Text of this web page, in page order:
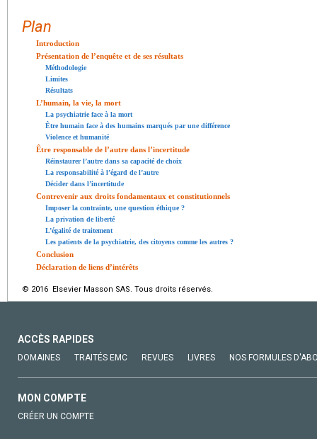
Plan
Introduction
Présentation de l’enquête et de ses résultats
Méthodologie
Limites
Résultats
L’humain, la vie, la mort
La psychiatrie face à la mort
Être humain face à des humains marqués par une différence
Violence et humanité
Être responsable de l’autre dans l’incertitude
Réinstaurer l’autre dans sa capacité de choix
La responsabilité à l’égard de l’autre
Décider dans l’incertitude
Contrevenir aux droits fondamentaux et constitutionnels
Imposer la contrainte, une question éthique ?
La privation de liberté
L’égalité de traitement
Les patients de la psychiatrie, des citoyens comme les autres ?
Conclusion
Déclaration de liens d’intérêts
© 2016 Elsevier Masson SAS. Tous droits réservés.
ACCÈS RAPIDES
DOMAINES TRAITÉS EMC REVUES LIVRES NOS FORMULES
MON COMPTE
CRÉER UN COMPTE